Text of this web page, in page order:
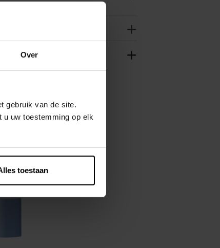
Over
gebruik van de site.
u uw toestemming op elk
toestaan